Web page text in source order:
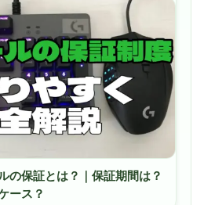
の保証とは？｜保証期間は？
ース？